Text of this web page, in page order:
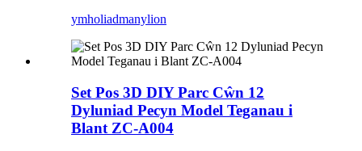
ymholiadmanylion
Set Pos 3D DIY Parc Cŵn 12
Dyluniad Pecyn Model Teganau i
Blant ZC-A004